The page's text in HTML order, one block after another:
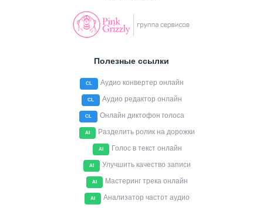
Полезные ссылки
CL Аудио конвертер онлайн
CL Аудио редактор онлайн
CL Онлайн диктофон голоса
AI Разделить ролик на дорожки
AI Голос в текст онлайн
AI Улучшить качество записи
AI Мастеринг трека онлайн
AI Анализатор частот аудио